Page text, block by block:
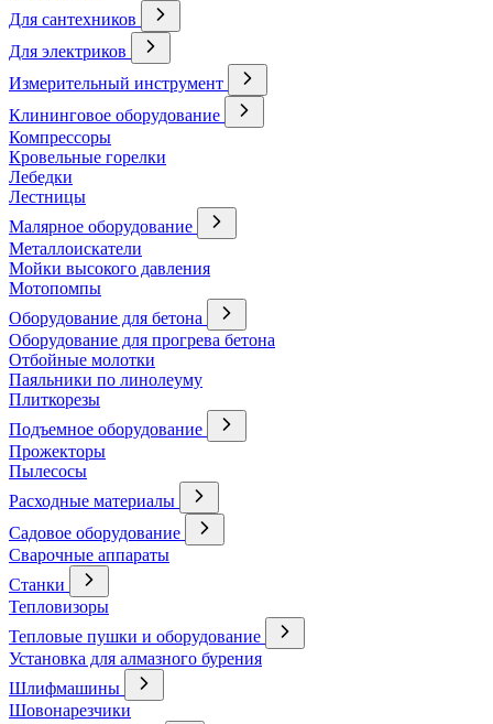
Для сантехников
Для электриков
Измерительный инструмент
Клининговое оборудование
Компрессоры
Кровельные горелки
Лебедки
Лестницы
Малярное оборудование
Металлоискатели
Мойки высокого давления
Мотопомпы
Оборудование для бетона
Оборудование для прогрева бетона
Отбойные молотки
Паяльники по линолеуму
Плиткорезы
Подъемное оборудование
Прожекторы
Пылесосы
Расходные материалы
Садовое оборудование
Сварочные аппараты
Станки
Тепловизоры
Тепловые пушки и оборудование
Установка для алмазного бурения
Шлифмашины
Шовонарезчики